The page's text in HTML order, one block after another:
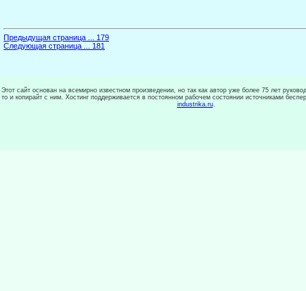
Предыдущая страница ... 179
Следующая страница ... 181
Этот сайт основан на всемирно известном произведении, но так как автор уже более 75 лет
то и копирайт с ним. Хостинг поддерживается в постоянном рабочем состоянии источниками
industrika.ru.